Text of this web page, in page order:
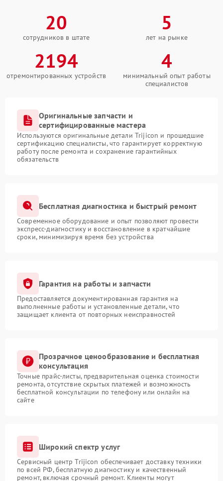
20
сотрудников в штате
5
лет на рынке
2194
отремонтированных устройств
4
минимальный опыт работы
специалистов
Оригинальные запчасти и
сертифицированные мастера
Используются оригинальные детали Trijicon и прошедшие
сертификацию специалисты, что гарантирует корректную
работу после ремонта и сохранение гарантийных
обязательств
Бесплатная диагностика и быстрый ремонт
Современное оборудование и опыт позволяют провести
экспресс-диагностику и восстановление в кратчайшие
сроки, минимизируя время без устройства
Гарантия на работы и запчасти
Предоставляется документированная гарантия на
выполненные работы и установленные детали, что
защищает клиента от повторных неисправностей
Прозрачное ценообразование и бесплатная
консультация
Точные прайс-листы, предварительная оценка стоимости
ремонта, отсутствие скрытых платежей и возможность
бесплатной консультации по телефону или онлайн на
сайте
Широкий спектр услуг
Сервисный центр Trijicon обеспечивает доставку техники
по всей РФ, бесплатную диагностику и качественный
ремонт, включая срочный ремонт. Клиенты могут